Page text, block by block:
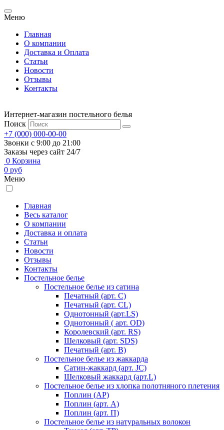
Меню
Главная
О компании
Доставка и Оплата
Статьи
Новости
Отзывы
Контакты
Интернет-магазин постельного белья
Поиск
+7 (000) 000-00-00
Звонки с 9:00 до 21:00
Заказы через сайт 24/7
0 Корзина
0 руб
Меню
Главная
Весь каталог
О компании
Доставка и оплата
Статьи
Новости
Отзывы
Контакты
Постельное белье
Постельное белье из сатина
Печатный (арт. С)
Печатный (арт. СL)
Однотонный (арт.LS)
Однотонный ( арт. OD)
Королевский (арт. RS)
Шелковый (арт. SDS)
Печатный (арт. В)
Постельное белье из жаккарда
Сатин-жаккард (арт. JC)
Шелковый жаккард (арт.L)
Постельное белье из хлопка полотняного плетения
Поплин (AP)
Поплин (арт. А)
Поплин (арт. П)
Постельное белье из натуральных волокон